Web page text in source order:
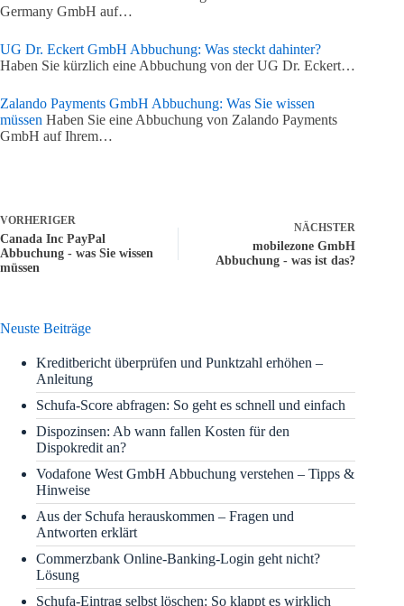
Germany GmbH auf…
UG Dr. Eckert GmbH Abbuchung: Was steckt dahinter?
Haben Sie kürzlich eine Abbuchung von der UG Dr. Eckert…
Zalando Payments GmbH Abbuchung: Was Sie wissen
müssen Haben Sie eine Abbuchung von Zalando Payments
GmbH auf Ihrem…
VORHERIGER
Canada Inc PayPal
Abbuchung - was Sie wissen
müssen
NÄCHSTER
mobilezone GmbH
Abbuchung - was ist das?
Neuste Beiträge
Kreditbericht überprüfen und Punktzahl erhöhen –
Anleitung
Schufa-Score abfragen: So geht es schnell und einfach
Dispozinsen: Ab wann fallen Kosten für den
Dispokredit an?
Vodafone West GmbH Abbuchung verstehen – Tipps &
Hinweise
Aus der Schufa herauskommen – Fragen und
Antworten erklärt
Commerzbank Online-Banking-Login geht nicht?
Lösung
Schufa-Eintrag selbst löschen: So klappt es wirklich